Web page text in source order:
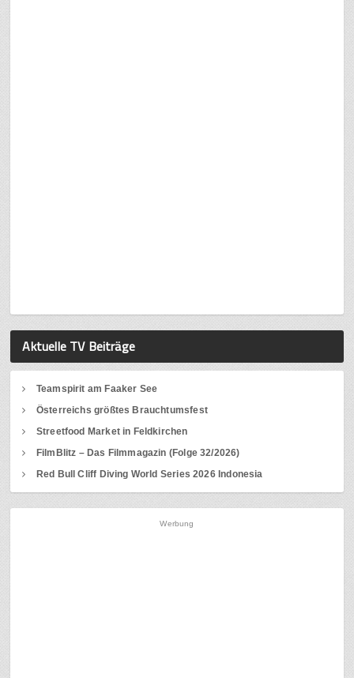
Aktuelle TV Beiträge
Teamspirit am Faaker See
Österreichs größtes Brauchtumsfest
Streetfood Market in Feldkirchen
FilmBlitz – Das Filmmagazin (Folge 32/2026)
Red Bull Cliff Diving World Series 2026 Indonesia
Werbung